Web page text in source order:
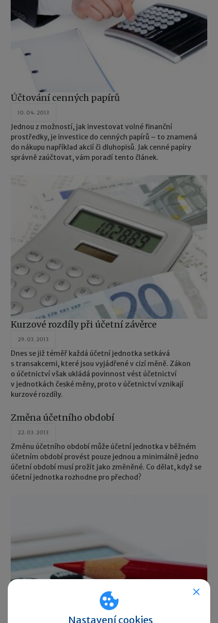
Účtování cenných papírů
10. 04. 2013
Jednou z možností, jak investovat volné finanční
prostředky, je investice do cenných papírů – to znamená
do nákupu například akcií či dluhopisů. Jak cenné papíry
správně zaúčtovat, vám poradí tento článek.
Kurzové rozdíly při účetní závěrce
29. 03. 2013
Dnes se již téměř každá účetní jednotka setkává
s transakcemi, které jsou vyjádřené v cizí měně. Zákon
o účetnictví však ukládá povinnost vést účetnictví
v jednotkách české měny, proto v účetnictví vznikají
kurzové rozdíly.
Změna účetního období
22. 03. 2013
Změnu účetního období může účetní jednotka v běžném
účetním období provést pouze jednou a minimálně jedno
účetní období musí prožít jako změněné. Co dělat, když se
účetní jednotka rozhodne pro přechod?
Nastavení cookies